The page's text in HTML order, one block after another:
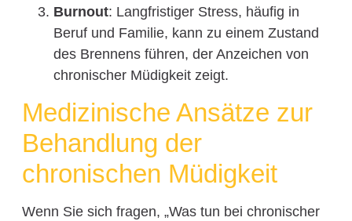
Burnout: Langfristiger Stress, häufig in
Beruf und Familie, kann zu einem Zustand
des Brennens führen, der Anzeichen von
chronischer Müdigkeit zeigt.
Medizinische Ansätze zur
Behandlung der
chronischen Müdigkeit
Wenn Sie sich fragen, „Was tun bei chronischer